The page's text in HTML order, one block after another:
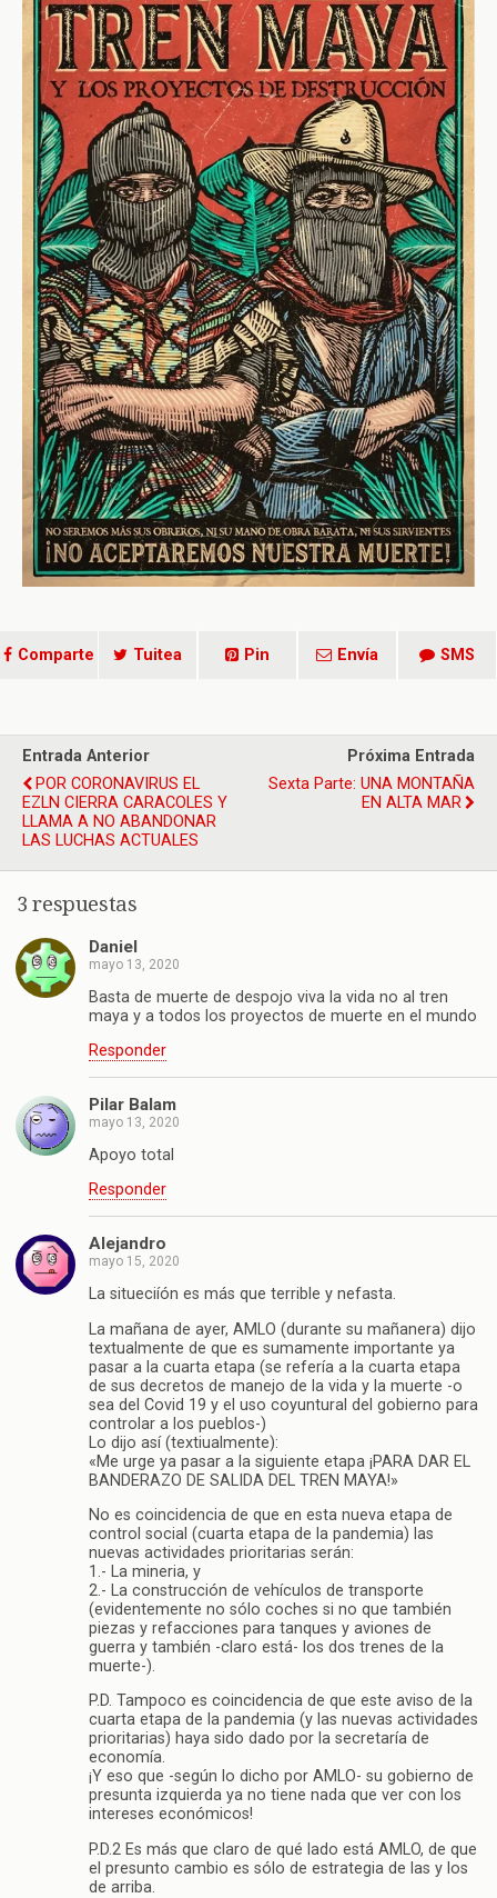
Comparte Tuitea Pin Envía SMS
Entrada Anterior
POR CORONAVIRUS EL
EZLN CIERRA CARACOLES Y
LLAMA A NO ABANDONAR
LAS LUCHAS ACTUALES
Próxima Entrada
Sexta Parte: UNA MONTAÑA
EN ALTA MAR
3 respuestas
Daniel
mayo 13, 2020
Basta de muerte de despojo viva la vida no al tren
maya y a todos los proyectos de muerte en el mundo
Responder
Pilar Balam
mayo 13, 2020
Apoyo total
Responder
Alejandro
mayo 15, 2020
La situeciíón es más que terrible y nefasta.
La mañana de ayer, AMLO (durante su mañanera) dijo
textualmente de que es sumamente importante ya
pasar a la cuarta etapa (se refería a la cuarta etapa
de sus decretos de manejo de la vida y la muerte -o
sea del Covid 19 y el uso coyuntural del gobierno para
controlar a los pueblos-)
Lo dijo así (textiualmente):
«Me urge ya pasar a la siguiente etapa ¡PARA DAR EL
BANDERAZO DE SALIDA DEL TREN MAYA!»
No es coincidencia de que en esta nueva etapa de
control social (cuarta etapa de la pandemia) las
nuevas actividades prioritarias serán:
1.- La mineria, y
2.- La construcción de vehículos de transporte
(evidentemente no sólo coches si no que también
piezas y refacciones para tanques y aviones de
guerra y también -claro está- los dos trenes de la
muerte-).
P.D. Tampoco es coincidencia de que este aviso de la
cuarta etapa de la pandemia (y las nuevas actividades
prioritarias) haya sido dado por la secretaría de
economía.
¡Y eso que -según lo dicho por AMLO- su gobierno de
presunta izquierda ya no tiene nada que ver con los
intereses económicos!
P.D.2 Es más que claro de qué lado está AMLO, de que
el presunto cambio es sólo de estrategia de las y los
de arriba.